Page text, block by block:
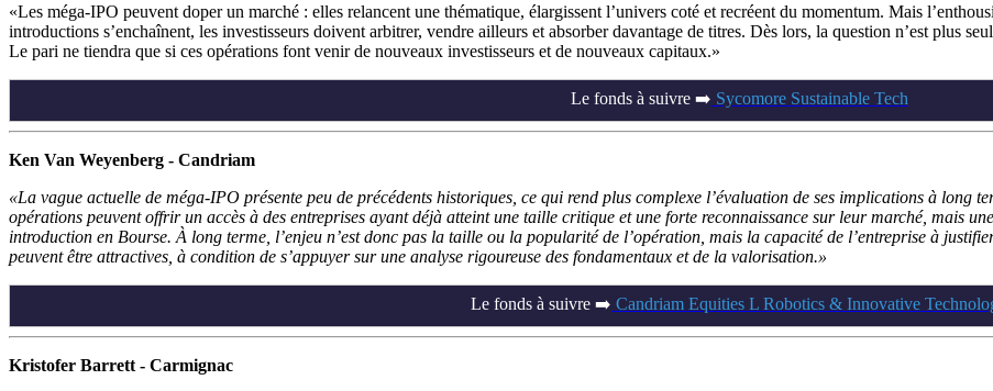
Les méga-IPO peuvent doper un marché : elles relancent une thématique, élargissent l’univers coté et recréent du momentum. Mais
introductions s’enchaînent, les investisseurs doivent arbitrer, vendre ailleurs et absorber davantage de titres. Dès lors, la question n’est plus
Le pari ne tiendra que si ces opérations font venir de nouveaux investisseurs et de nouveaux capitaux.
Le fonds à suivre ➡️ Sycomore Sustainable Tech
Ken Van Weyenberg - Candriam
La vague actuelle de méga-IPO présente peu de précédents historiques, ce qui rend plus complexe l’évaluation de ses implications à long
opérations peuvent offrir un accès à des entreprises ayant déjà atteint une taille critique et une forte reconnaissance sur leur marché, mais
introduction en Bourse. À long terme, l’enjeu n’est donc pas la taille ou la popularité de l’opération, mais la capacité de l’entreprise à
peuvent être attractives, à condition de s’appuyer sur une analyse rigoureuse des fondamentaux et de la valorisation.
Le fonds à suivre ➡️ Candriam Equities L Robotics & Innovative
Kristofer Barrett - Carmignac